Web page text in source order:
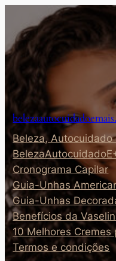
para
conteúdo
Beleza, Autocuidado
Cronograma Capilar
Guia-Unhas
Guia-Unhas
Benefícios da
10 Melhores
Termos e condições